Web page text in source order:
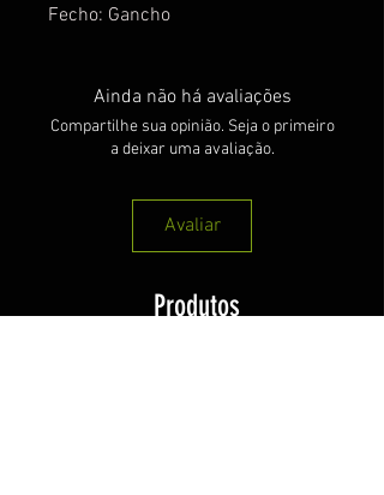
Fecho: Gancho
Ainda não há avaliações
Compartilhe sua opinião. Seja o primeiro
a deixar uma avaliação.
Avaliar
Produtos